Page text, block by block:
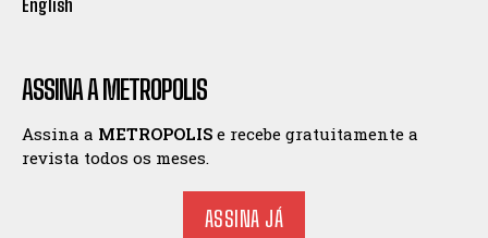
English
ASSINA A METROPOLIS
Assina a METROPOLIS e recebe gratuitamente a
revista todos os meses.
ASSINA JÁ